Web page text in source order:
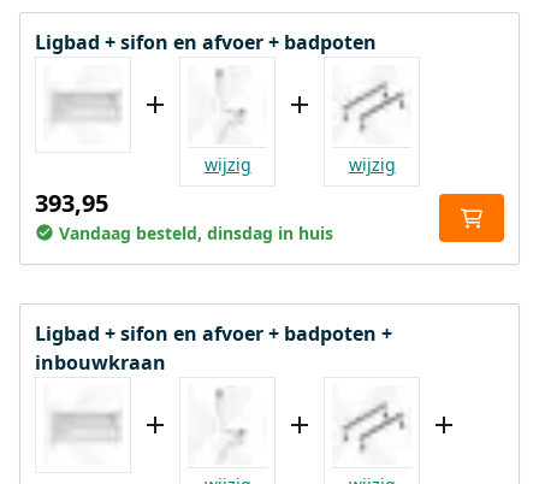
Ligbad + sifon en afvoer + badpoten
wijzig wijzig
393,95
Vandaag besteld, dinsdag in huis
Ligbad + sifon en afvoer + badpoten +
inbouwkraan